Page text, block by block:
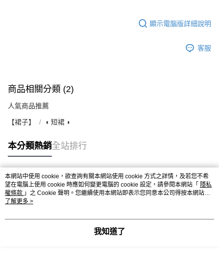
顯示電腦版詳細說明
客服
商品相關分類 (2)
人氣商品推薦
【裙子】 ◖ 短裙 ◗
本分類熱銷全站排行
熱門標籤
本網站中使用 cookie，欲查詢有關本網站使用 cookie 方式之詳情，及若您不希
望在電腦上使用 cookie 時應如何變更電腦的 cookie 設定，請參閱本網站「 隱私
權條款 」之 Cookie 聲明。您繼續使用本網站即表示您同意本公司得按本網站使
用條款之 Cookie 聲明使用 cookie。
了解更多 >
我知道了